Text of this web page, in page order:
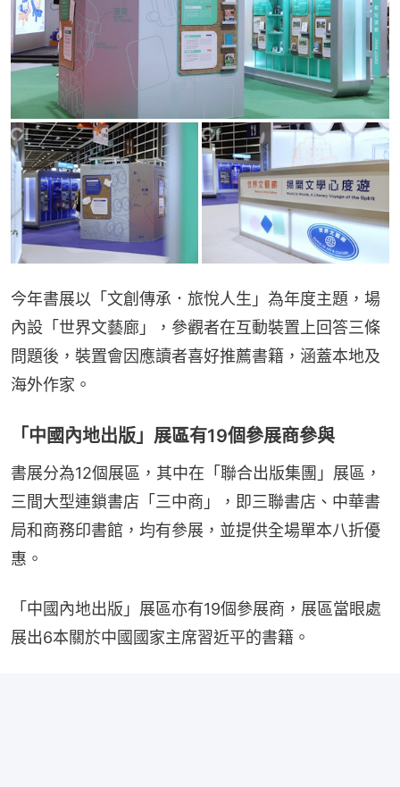
今年書展以「文創傳承．旅悅人生」為年度主題，場
內設「世界文藝廊」，參觀者在互動裝置上回答三條
問題後，裝置會因應讀者喜好推薦書籍，涵蓋本地及
海外作家。
「中國內地出版」展區有19個參展商參與
書展分為12個展區，其中在「聯合出版集團」展區，
三間大型連鎖書店「三中商」，即三聯書店、中華書
局和商務印書館，均有參展，並提供全場單本八折優
惠。
「中國內地出版」展區亦有19個參展商，展區當眼處
展出6本關於中國國家主席習近平的書籍。